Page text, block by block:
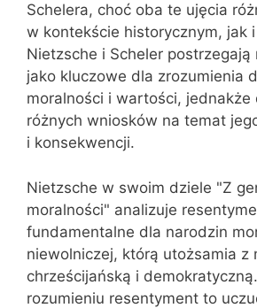
Schelera, choć oba te ujęcia
w kontekście historycznym, jak
Nietzsche i Scheler
jako kluczowe dla zrozumienia
moralności i wartości, jednakże
różnych wniosków na temat
i konsekwencji.
Nietzsche w swoim dziele "Z
moralności" analizuje
fundamentalne dla narodzin
niewolniczej, którą utożsamia z
chrześcijańską i
rozumieniu resentyment to